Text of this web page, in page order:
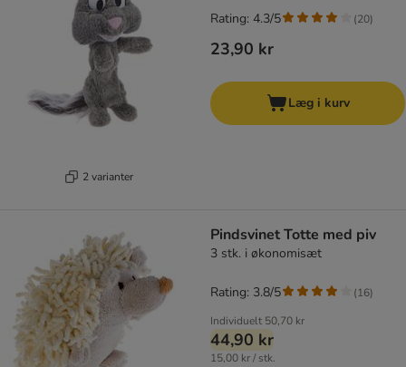
2 varianter
23,90 kr
Rating: 4.3/5 (20)
Læg i kurv
Pindsvinet Totte med piv
3 stk. i økonomisæt
Individuelt 50,70 kr
44,90 kr
15,00 kr / stk.
Rating: 3.8/5 (16)